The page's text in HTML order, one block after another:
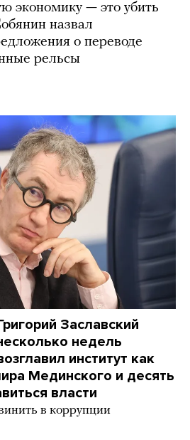
экономику — это убить
назвал
о переводе
рельсы
Заславский
недель
институт как
Мединского и десять
власти
в коррупции